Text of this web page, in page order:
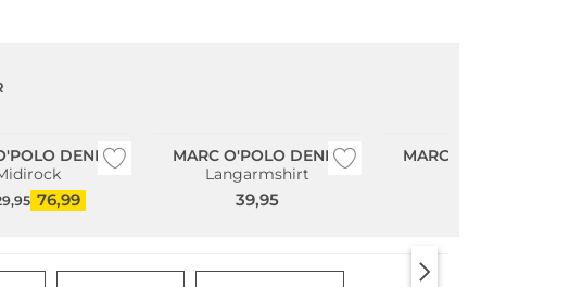
DENIM
76,99
MARC O'POLO DENIM
Langarmshirt
39,95
MARC O'POLO